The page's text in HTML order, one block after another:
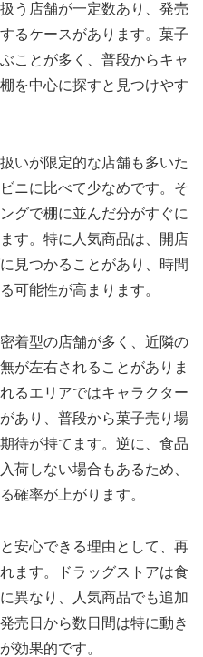
う店舗が一定数あり、発売
るケースがあります。菓子
ことが多く、普段からキャ
を中心に探すと見つけやす
いが限定的な店舗も多いた
ニに比べて少なめです。そ
グで棚に並んだ分がすぐに
す。特に人気商品は、開店
見つかることがあり、時間
可能性が高まります。
着型の店舗が多く、近隣の
が左右されることがありま
るエリアではキャラクター
あり、普段から菓子売り場
待が持てます。逆に、食品
荷しない場合もあるため、
確率が上がります。
安心できる理由として、再
ます。ドラッグストアは食
異なり、人気商品でも追加
売日から数日間は特に動き
効果的です。